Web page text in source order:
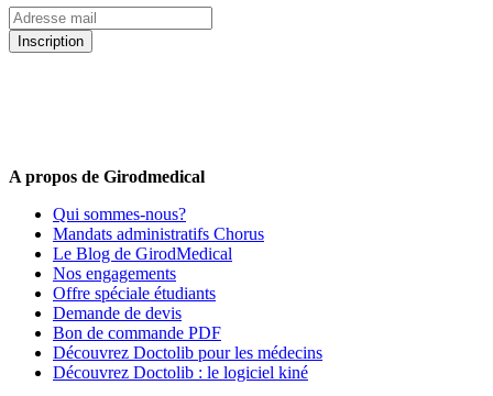
Inscription
A propos de Girodmedical
Qui sommes-nous?
Mandats administratifs Chorus
Le Blog de GirodMedical
Nos engagements
Offre spéciale étudiants
Demande de devis
Bon de commande PDF
Découvrez Doctolib pour les médecins
Découvrez Doctolib : le logiciel kiné